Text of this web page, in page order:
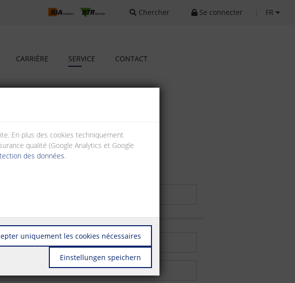
Chercher Se connecter FR
CARRIÈRE SERVICE CONTACT
En plus des cookies techniquement
qualité (Google Analytics et Google
des données.
uniquement les cookies nécessaires
Einstellungen speichern